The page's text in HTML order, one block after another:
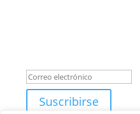
Suscribirse